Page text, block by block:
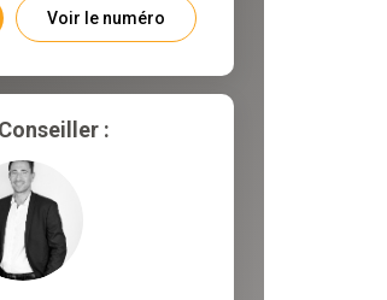
Voir le numéro
: